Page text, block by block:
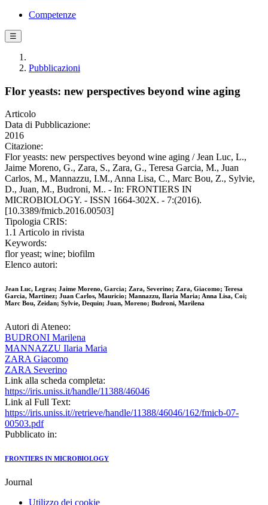
Competenze
☰
Pubblicazioni
Flor yeasts: new perspectives beyond wine aging
Articolo
Data di Pubblicazione:
2016
Citazione:
Flor yeasts: new perspectives beyond wine aging / Jean Luc, L.,
Jaime Moreno, G., Zara, S., Zara, G., Teresa Garcia, M., Juan
Carlos, M., Mannazzu, I.M., Anna Lisa, C., Marc Bou, Z., Sylvie,
D., Juan, M., Budroni, M.. - In: FRONTIERS IN
MICROBIOLOGY. - ISSN 1664-302X. - 7:(2016).
[10.3389/fmicb.2016.00503]
Tipologia CRIS:
1.1 Articolo in rivista
Keywords:
flor yeast; wine; biofilm
Elenco autori:
Jean Luc, Legras; Jaime Moreno, Garcia; Zara, Severino; Zara, Giacomo; Teresa
Garcia, Martinez; Juan Carlos, Mauricio; Mannazzu, Ilaria Maria; Anna Lisa, Coi;
Marc Bou, Zeidan; Sylvie, Dequin; Juan, Moreno; Budroni, Marilena
Autori di Ateneo:
BUDRONI Marilena
MANNAZZU Ilaria Maria
ZARA Giacomo
ZARA Severino
Link alla scheda completa:
https://iris.uniss.it/handle/11388/46046
Link al Full Text:
https://iris.uniss.it//retrieve/handle/11388/46046/162/fmicb-07-
00503.pdf
Pubblicato in:
FRONTIERS IN MICROBIOLOGY
Journal
Utilizzo dei cookie